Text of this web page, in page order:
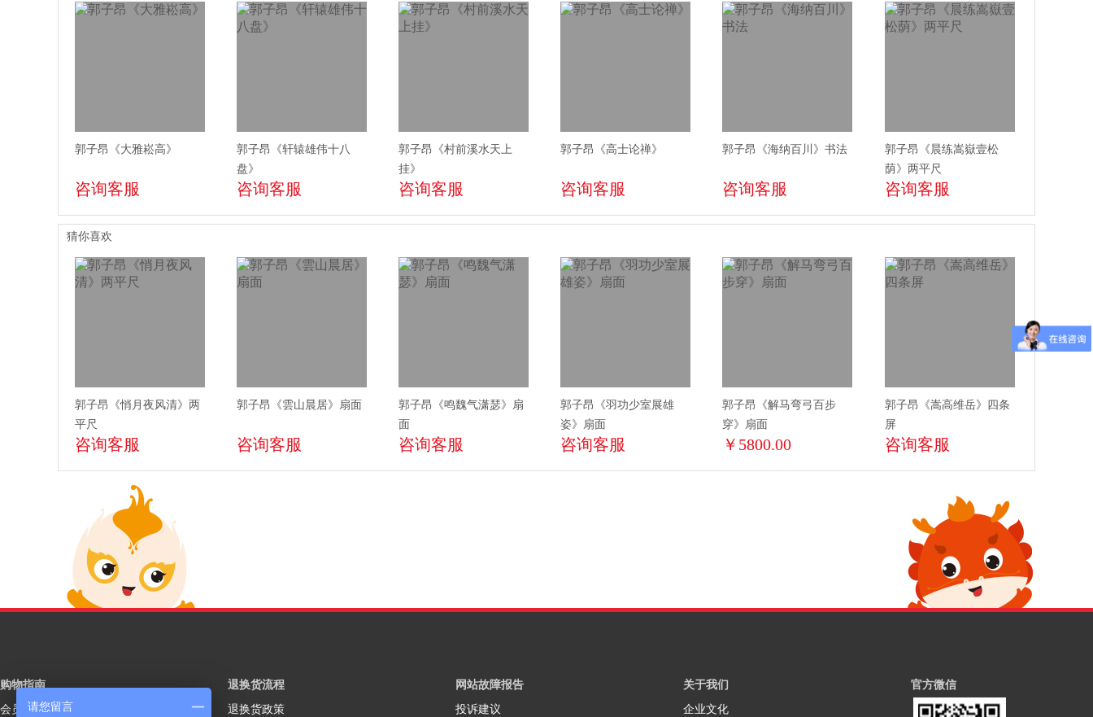
郭子昂《大雅崧高》
咨询客服
郭子昂《轩辕雄伟十八
盘》
咨询客服
郭子昂《村前溪水天上
挂》
咨询客服
郭子昂《高士论禅》
咨询客服
郭子昂《海纳百川》书法
咨询客服
郭子昂《晨练嵩嶽壹松
荫》两平尺
咨询客服
猜你喜欢
郭子昂《悄月夜风清》两
平尺
咨询客服
郭子昂《雲山晨居》扇面
咨询客服
郭子昂《鸣魏气潇瑟》扇
面
咨询客服
郭子昂《羽功少室展雄
姿》扇面
咨询客服
郭子昂《解马弯弓百步
穿》扇面
￥5800.00
郭子昂《嵩高维岳》四条
屏
咨询客服
购物指南
会员注册
退换货流程
退换货政策
网站故障报告
投诉建议
关于我们
企业文化
官方微信
请您留言